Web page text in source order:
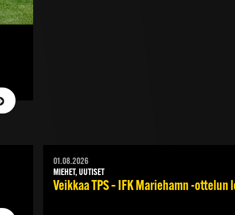
01.08.2026
MIEHET, UUTISET
Veikkaa TPS – IFK Mariehamn -